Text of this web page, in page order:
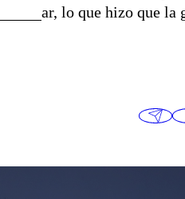
similar, lo que hizo que la